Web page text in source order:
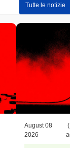
Tutte le notizie
August 08
2026